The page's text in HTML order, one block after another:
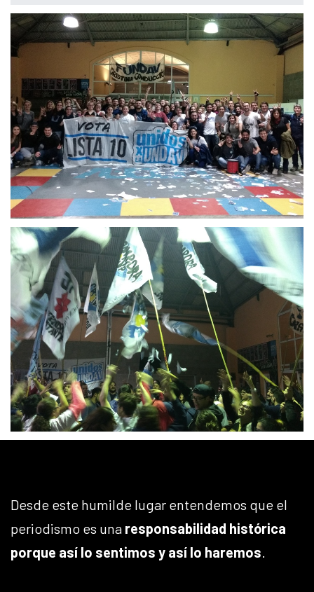
Desde este humilde lugar entendemos que el
periodismo es una responsabilidad histórica
porque así lo sentimos y así lo haremos.